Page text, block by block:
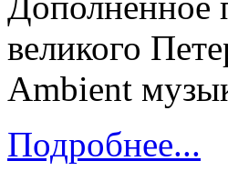
великого
Ambient
Подробнее...